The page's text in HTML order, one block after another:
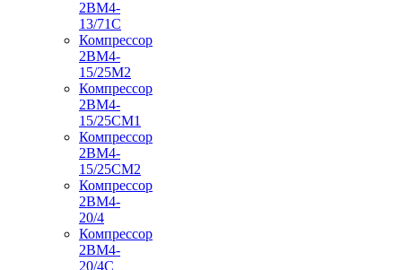
2ВМ4-
13/71С
Компрессор
2ВМ4-
15/25М2
Компрессор
2ВМ4-
15/25СМ1
Компрессор
2ВМ4-
15/25СМ2
Компрессор
2ВМ4-
20/4
Компрессор
2ВМ4-
20/4С